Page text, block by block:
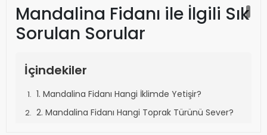
Mandalina Fidanı ile İlgili Sık
Sorulan Sorular
İçindekiler
1. Mandalina Fidanı Hangi İklimde Yetişir?
2. Mandalina Fidanı Hangi Toprak Türünü Sever?